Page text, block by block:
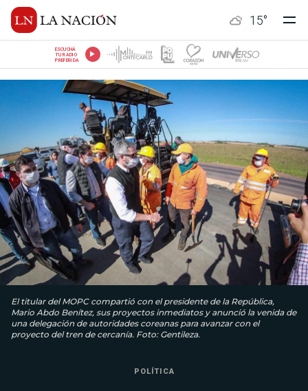
15°
ESCUCHÁ
TU RADIO
PREFERIDA
El titular del MOPC compartió con el presidente de la República,
Mario Abdo Benítez, sus proyectos inmediatos y anunció la venida de
una delegación de autoridades coreanas para avanzar con el
proyecto del tren de cercanía. Foto: Gentileza.
POLÍTICA